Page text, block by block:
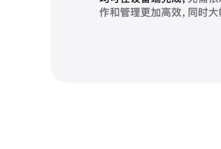
作和管理更加高效，同时
的影像美学体验。此外，
即可自行完成设置；客服
人员也能通过 Apple 商务